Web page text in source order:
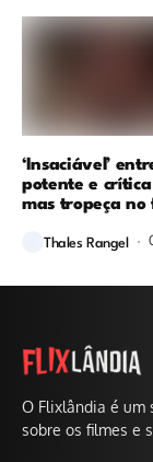
‘Insaciável’
potente e crítica
mas tropeça no
Thales Rangel
O Flixlândia é um
sobre os filmes e